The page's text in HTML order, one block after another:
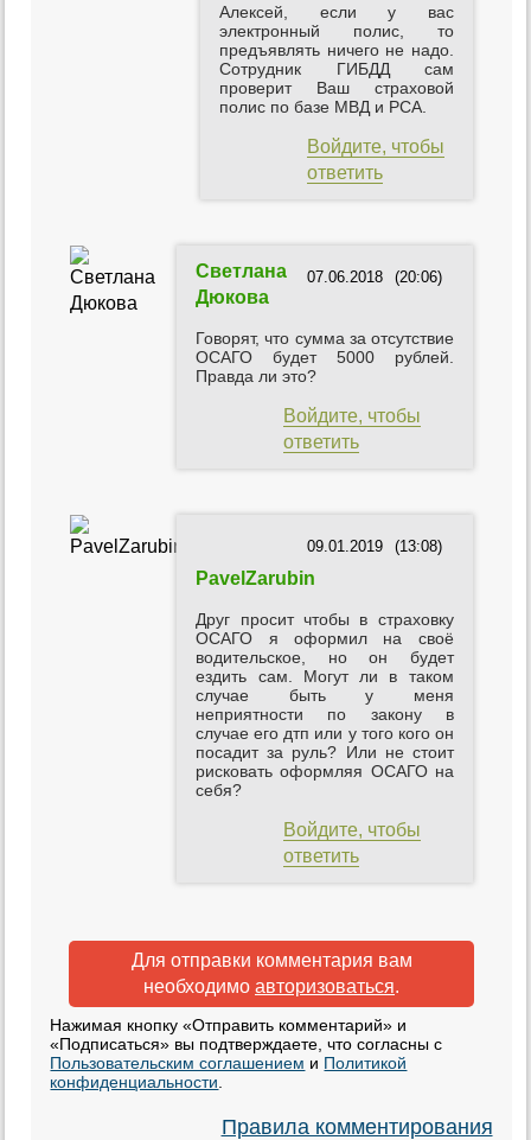
Алексей, если у вас
электронный полис, то
предъявлять ничего не надо.
Сотрудник ГИБДД сам
проверит Ваш страховой
полис по базе МВД и РСА.
Войдите, чтобы
ответить
(20:06)
07.06.2018
Светлана
Дюкова
Говорят, что сумма за отсутствие
ОСАГО будет 5000 рублей.
Правда ли это?
Войдите, чтобы
ответить
(13:08)
09.01.2019
PavelZarubin
Друг просит чтобы в страховку
ОСАГО я оформил на своё
водительское, но он будет
ездить сам. Могут ли в таком
случае быть у меня
неприятности по закону в
случае его дтп или у того кого он
посадит за руль? Или не стоит
рисковать оформляя ОСАГО на
себя?
Войдите, чтобы
ответить
Для отправки комментария вам
необходимо авторизоваться.
Нажимая кнопку «Отправить комментарий» и
«Подписаться» вы подтверждаете, что согласны с
Пользовательским соглашением и Политикой
конфиденциальности
Правила комментирования